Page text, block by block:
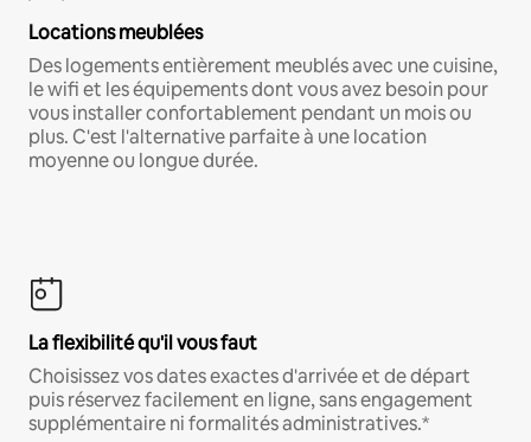
Locations meublées
Des logements entièrement meublés avec une cuisine,
le wifi et les équipements dont vous avez besoin pour
vous installer confortablement pendant un mois ou
plus. C'est l'alternative parfaite à une location
moyenne ou longue durée.
La flexibilité qu'il vous faut
Choisissez vos dates exactes d'arrivée et de départ
puis réservez facilement en ligne, sans engagement
supplémentaire ni formalités administratives.*